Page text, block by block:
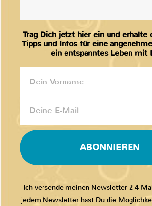
Trag Dich jetzt hier ein und erhalte
Tipps und Infos für eine
ein entspanntes Leben mit
ABONNIEREN
Ich versende meinen Newsletter 2-4
jedem Newsletter hast Du die